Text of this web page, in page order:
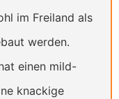
im Freiland als
werden.
einen mild-
knackige